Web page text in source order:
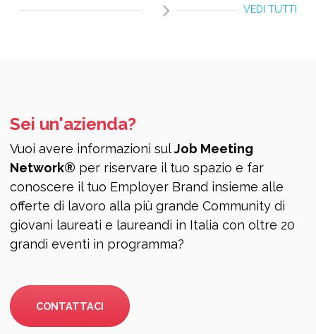
VEDI TUTTI
Sei un'azienda?
Vuoi avere informazioni sulJob Meeting
Network® per riservare il tuo spazio e far
conoscere il tuo Employer Brand insieme alle
offerte di lavoro alla più grande Community di
giovani laureati e laureandi in Italia con oltre 20
grandi eventi in programma?
CONTATTACI